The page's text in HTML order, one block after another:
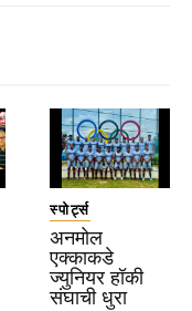
स्पोर्ट्स
अनमोल
एक्काकडे
ज्युनियर हॉकी
संघाची धुरा